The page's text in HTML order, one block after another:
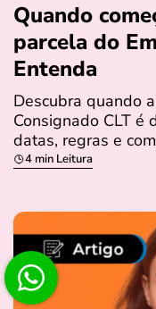
Quando
parcela do
Entenda
Descubra quando
Consignado CLT é
datas, regras e
4 min Leitura